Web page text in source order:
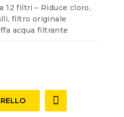
12 filtri – Riduce cloro,
filtro originale
acqua filtrante